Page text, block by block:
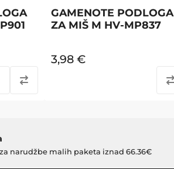
GAMENOTE PODLOGA
ZA MIŠ M HV-MP837
3,98 €
narudžbe malih paketa iznad 66.36€